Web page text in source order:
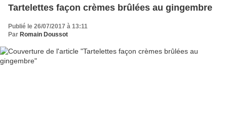
Tartelettes façon crèmes brûlées au gingembre
Publié le 26/07/2017 à 13:11
Par Romain Doussot